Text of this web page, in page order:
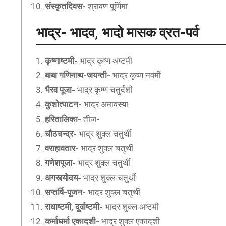
संस्कृतदिवस- श्रावण पूर्णिमा
भाद्र- भादव, भादोमासक व्रत-पर्व
कृष्णाष्टमी- भाद्र कृष्ण अष्टमी
बाबा गणिनाथ-जयन्ती- भाद्र कृष्ण नवमी
भैरव पूजा- भाद्र कृष्ण चतुर्दशी
कुशोत्पाटन- भाद्र अमावस्या
हरितालिका- तीज-
चौठचन्द्र- भाद्र शुक्ल चतुर्थी
वराहावतार- भाद्र शुक्ल चतुर्थी
गणेशपूजा- भाद्र शुक्ल चतुर्थी
अगस्त्योदय- भाद्र शुक्ल चतुर्थी
सप्तर्षि-पूजन- भाद्र शुक्ल चतुर्थी
राधाष्टमी, दूर्वाष्टमी- भाद्र शुक्ल अष्टमी
कर्माधर्मा एकादशी- भाद्र शुक्ल एकादशी